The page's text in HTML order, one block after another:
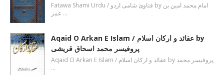
Fatawa Shami Urdu / فتاویٰ شامی اردو by امام محمد امین بن
عمر …
Aqaid O Arkan E Islam / عقائد و ارکان اسلام by
پروفیسر محمد اسحاق قریشی
Aqaid O Arkan E Islam / عقائد و ارکان اسلام by پروفیسر محمد
…